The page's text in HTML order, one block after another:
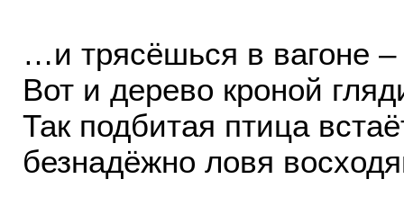
…и трясёшься в вагоне
Вот и дерево кроной
Так подбитая птица
безнадёжно ловя